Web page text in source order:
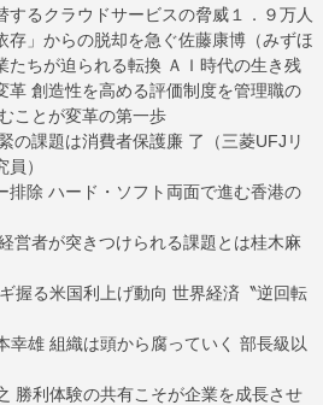
るクラウドサービスの脅威１．９万人
」からの脱却を急ぐ佐藤康博（みずほ
たちが迫られる転換 ＡＩ時代の生き残
革 創造性を高める評価制度を管理職の
ことが変革の第一歩
の課題は消費者保護廉 了（三菱UFJリ
）
排除 ハード・ソフト両面で進む香港の
営者が突きつけられる課題とは桂木麻
る米国利上げ動向 世界経済〝逆回転
幸雄 組織は頭から腐っていく 部長級以
利体験の共有こそが企業を成長させ